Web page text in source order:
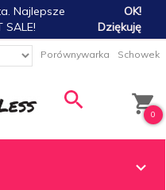
Najlepsze
SALE!
OK!
Dziękuję
Porównywarka Schowek
0